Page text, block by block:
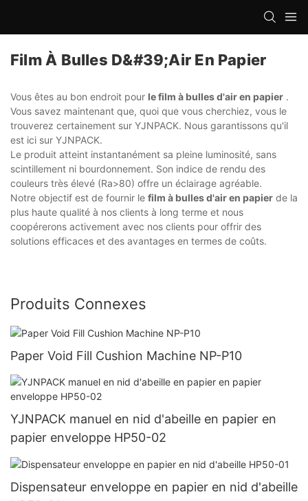
Film À Bulles D&#39;air En Papier
Vous êtes au bon endroit pour le film à bulles d'air en papier .
Vous savez maintenant que, quoi que vous cherchiez, vous le
trouverez certainement sur YJNPACK. Nous garantissons qu'il
est ici sur YJNPACK.
Le produit atteint instantanément sa pleine luminosité, sans
scintillement ni bourdonnement. Son indice de rendu des
couleurs très élevé (Ra>80) offre un éclairage agréable.
Notre objectif est de fournir le film à bulles d'air en papier de la
plus haute qualité à nos clients à long terme et nous
coopérerons activement avec nos clients pour offrir des
solutions efficaces et des avantages en termes de coûts.
Produits Connexes
Paper Void Fill Cushion Machine NP-P10
YJNPACK manuel en nid d'abeille en papier en
papier enveloppe HP50-02
Dispensateur enveloppe en papier en nid d'abeille